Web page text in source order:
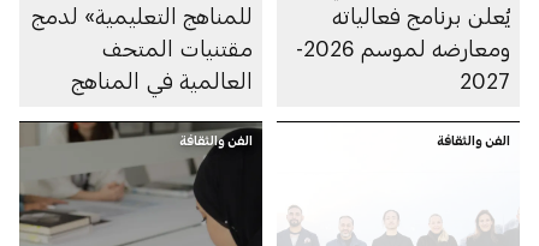
يُعلن برنامج فعالياته
ومعارضه لموسم 2026-
2027
للمناهج التعليمية» لدمج
مقتنيات المتحف
العالمية في المناهج
الإمارات
الفن والثقافة الفن والثقافة